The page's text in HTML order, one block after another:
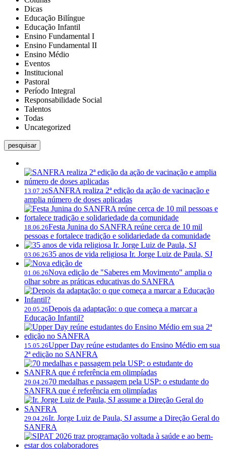
Dicas
Educação Bilíngue
Educação Infantil
Ensino Fundamental I
Ensino Fundamental II
Ensino Médio
Eventos
Institucional
Pastoral
Período Integral
Responsabilidade Social
Talentos
Todas
Uncategorized
pesquisar
13.07.26SANFRA realiza 2ª edição da ação de vacinação e
amplia número de doses aplicadas
18.06.26Festa Junina do SANFRA reúne cerca de 10 mil
pessoas e fortalece tradição e solidariedade da comunidade
03.06.2635 anos de vida religiosa Ir. Jorge Luiz de Paula, SJ
01.06.26Nova edição de "Saberes em Movimento" amplia o
olhar sobre as práticas educativas do SANFRA
20.05.26Depois da adaptação: o que começa a marcar a
Educação Infantil?
15.05.26Upper Day reúne estudantes do Ensino Médio em sua
2ª edição no SANFRA
29.04.2670 medalhas e passagem pela USP: o estudante do
SANFRA que é referência em olimpíadas
29.04.26Ir. Jorge Luiz de Paula, SJ assume a Direção Geral do
SANFRA